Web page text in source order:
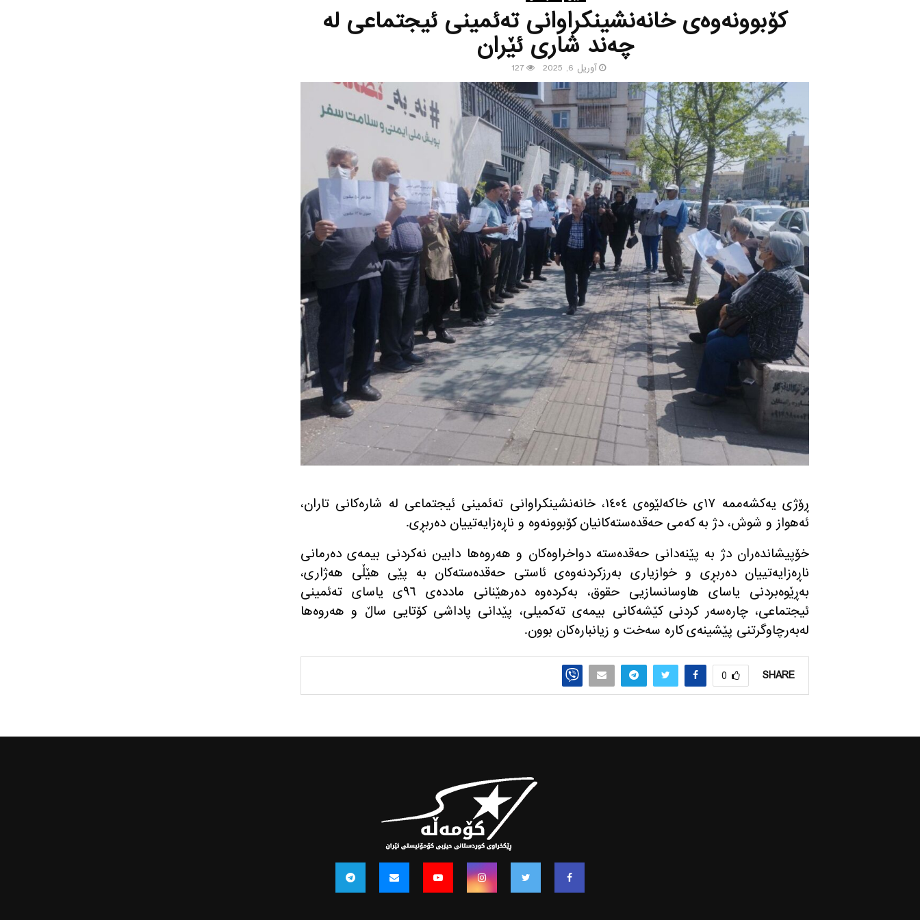
كۆبوونه‌وه‌ی خانه‌نشینكراوانی ته‌ئمینی ئیجتماعی له‌
چه‌ند شاری ئێران
آوریل 6, 2025 127
ڕۆژی یه‌كشه‌ممه‌ ١٧ی خاكه‌لێوه‌ی ١٤٠٤، خانه‌نشینكراوانی ته‌ئمینی ئیجتماعی له‌ شاره‌كانی تاران،
ئه‌هواز و شوش، دژ به‌ كه‌می حه‌قده‌سته‌كانیان كۆبوونه‌وه‌ و ناڕه‌زایه‌تییان ده‌ربڕی.
خۆپیشاندەران دژ به‌ پێنه‌دانی حه‌قده‌سته‌ دواخراوه‌كان و هه‌روه‌ها دابین نه‌كردنی بیمه‌ی ده‌رمانی
ناڕه‌زایه‌تییان ده‌ربڕی و خوازیاری به‌رزكردنه‌وه‌ی ئاستی حه‌قده‌سته‌كان به‌ پێی هێڵی هه‌ژاری،
به‌ڕێوه‌بردنی یاسای هاوسانسازیی حقوق، به‌كرده‌وه‌ ده‌رهێنانی مادده‌ی ٩٦ی یاسای ته‌ئمینی
ئیجتماعی، چاره‌سه‌ر كردنی كێشه‌كانی بیمه‌ی ته‌كمیلی، پێدانی پاداشی كۆتایی ساڵ و هه‌روه‌ها
له‌به‌رچاوگرتنی پێشینه‌ی كاره‌ سه‌خت و زیانباره‌كان بوون.
SHARE
0